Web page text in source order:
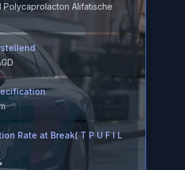
Polycaprolacton Alifatische
Rate at Break( T P U F I L